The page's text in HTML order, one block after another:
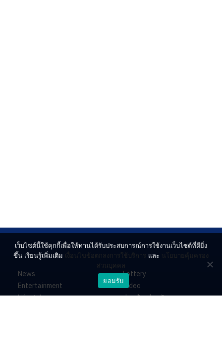
News
Entertainment
Lifestyle
Lottery
Video
ร่วมด้วยช่วยกัน
เว็บไซต์นี้ใช้คุกกี้เพื่อให้ท่านได้รับประสบการณ์การใช้งานเว็บไซต์ที่ดียิ่ง
ขึ้น เรียนรู้เพิ่มเติม เงื่อนไขข้อตกลงการใช้บริการ และ นโยบายคุ้มครอง
ส่วนบุคคล
ยอมรับ